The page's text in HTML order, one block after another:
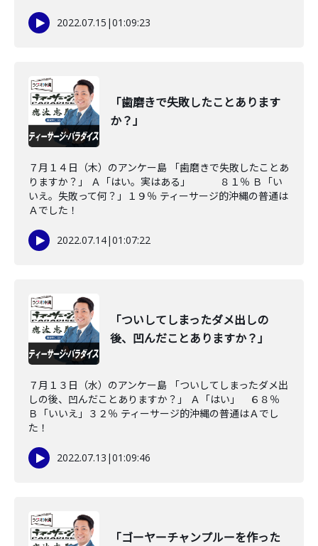
2022.07.15 |01:09:23
「歯磨きで失敗したことあります
か？」
７月１４日（木）のアンケー島 「歯磨きで失敗したことあ
りますか？」 Ａ「はい。実はある」 ８１％ Ｂ「い
いえ。失敗って何？」１９％ ティーサージ的沖縄の普通は
Ａでした！
2022.07.14|01:07:22
「ついしてしまったダメ出しの
後、凹んだことありますか？」
７月１３日（水）のアンケー島 「ついしてしまったダメ出
しの後、凹んだことありますか？」 Ａ「はい」 ６８％
Ｂ「いいえ」３２％ ティーサージ的沖縄の普通はＡでし
た！
2022.07.13 |01:09:46
「ゴーヤーチャンプルーを作った